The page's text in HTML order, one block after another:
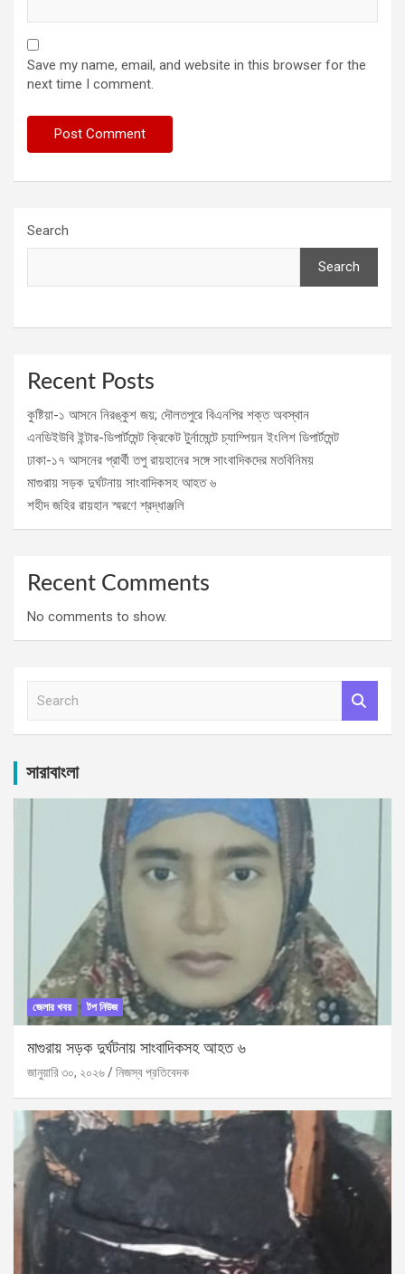
Save my name, email, and website in this browser for the
next time I comment.
Search
Search
Recent Posts
কুষ্টিয়া-১ আসনে নিরঙ্কুশ জয়; দৌলতপুরে বিএনপির শক্ত অবস্থান
এনডিইউবি ইন্টার-ডিপার্টমেন্ট ক্রিকেট টুর্নামেন্টে চ্যাম্পিয়ন ইংলিশ ডিপার্টমেন্ট
ঢাকা-১৭ আসনের প্রার্থী তপু রায়হানের সঙ্গে সাংবাদিকদের মতবিনিময়
মাগুরায় সড়ক দুর্ঘটনায় সাংবাদিকসহ আহত ৬
শহীদ জহির রায়হান স্মরণে শ্রদ্ধাঞ্জলি
Recent Comments
No comments to show.
c
সারাবাংলা
জেলার খবর টপ নিউজ
মাগুরায় সড়ক দুর্ঘটনায় সাংবাদিকসহ আহত ৬
জানুয়ারি ৩০, ২০২৬ নিজস্ব প্রতিবেদক